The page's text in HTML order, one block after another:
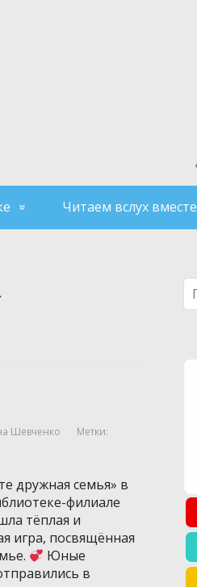
Читаем вслух вместе
Шевченко
Метки:
дружная семья» в
филиале
тёплая и
игра, посвящённая
Юные
в